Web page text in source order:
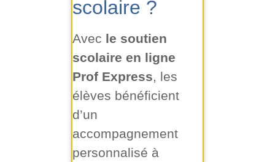
scolaire ?
Avec le soutien
scolaire en ligne
Prof Express, les
élèves bénéficient
d’un
accompagnement
personnalisé à